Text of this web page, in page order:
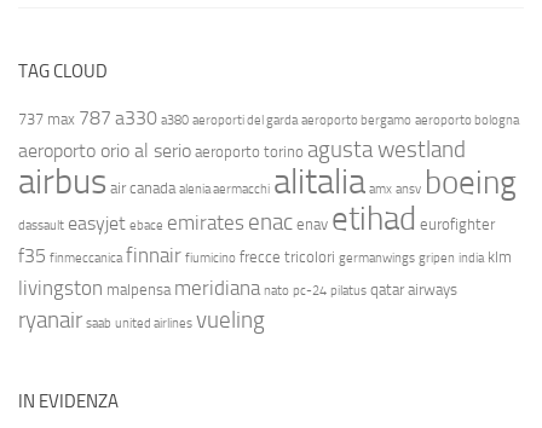
TAG CLOUD
737 max 787 a330 a380 aeroporti del garda aeroporto bergamo aeroporto bologna
aeroporto orio al serio aeroporto torino agusta westland
airbus air canada alenia aermacchi alitalia amx ansv boeing
dassault easyjet ebace emirates enac enav etihad eurofighter
f35 finmeccanica finnair fiumicino frecce tricolori germanwings gripen india klm
livingston malpensa meridiana nato pc-24 pilatus qatar airways
ryanair saab united airlines vueling
IN EVIDENZA